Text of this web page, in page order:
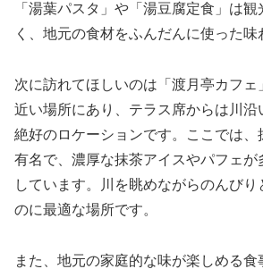
「湯葉パスタ」や「湯豆腐定食」は
く、地元の食材をふんだんに使った味
次に訪れてほしいのは「渡月亭カフ
近い場所にあり、テラス席からは川沿
絶好のロケーションです。ここでは、
有名で、濃厚な抹茶アイスやパフェが
しています。川を眺めながらのんび
のに最適な場所です。
また、地元の家庭的な味が楽しめる